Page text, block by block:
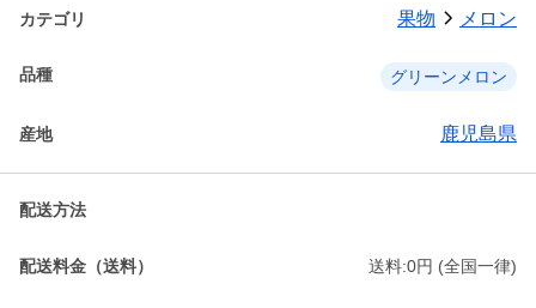
カテゴリ 果物 メロン
品種 グリーンメロン
産地 鹿児島県
配送方法
配送料金（送料） 送料:0円 (全国一律)